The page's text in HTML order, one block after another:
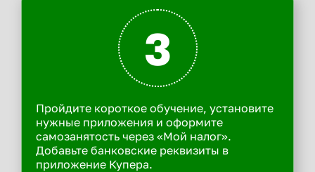
3
Пройдите короткое обучение, установите
нужные приложения и оформите
самозанятость через «Мой налог».
Добавьте банковские реквизиты в
приложение Купера.